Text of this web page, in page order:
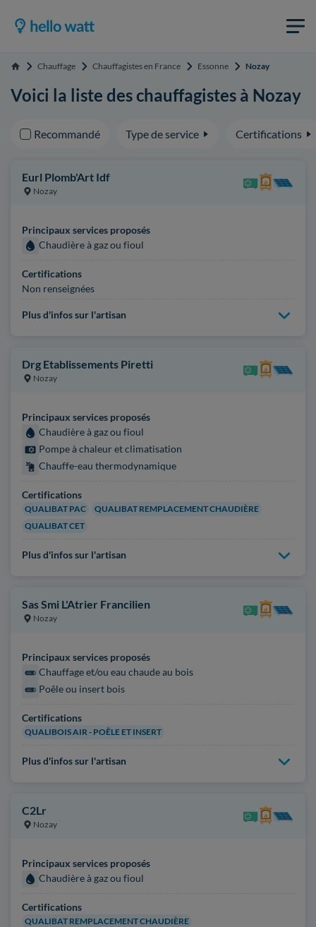
Accueil Chauffage Chauffagistes en France Essonne Nozay
Voici la liste des chauffagistes à Nozay
Recommandé Type de service Certifications
Eurl Plomb'Art Idf
Nozay
Principaux services proposés
Chaudière à gaz ou fioul
Certifications
Non renseignées
Plus d'infos sur l'artisan
Drg Etablissements Piretti
Nozay
Principaux services proposés
Chaudière à gaz ou fioul
Pompe à chaleur et climatisation
Chauffe-eau thermodynamique
Certifications
QUALIBAT PAC
QUALIBAT REMPLACEMENT CHAUDIÈRE
QUALIBAT CET
Plus d'infos sur l'artisan
Sas Smi L'Atrier Francilien
Nozay
Principaux services proposés
Chauffage et/ou eau chaude au bois
Poêle ou insert bois
Certifications
QUALIBOIS AIR - POÊLE ET INSERT
Plus d'infos sur l'artisan
C2Lr
Nozay
Principaux services proposés
Chaudière à gaz ou fioul
Certifications
QUALIBAT REMPLACEMENT CHAUDIÈRE